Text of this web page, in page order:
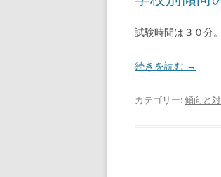
試験時間は３０分
続きを読む →
カテゴリー:傾向と